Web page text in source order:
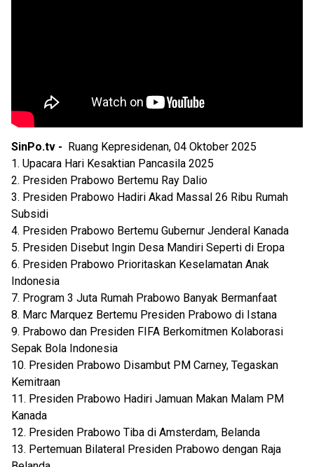
SinPo.tv -
Ruang Kepresidenan, 04 Oktober 2025
1. Upacara Hari Kesaktian Pancasila 2025
2. Presiden Prabowo Bertemu Ray Dalio
3. Presiden Prabowo Hadiri Akad Massal 26 Ribu Rumah
Subsidi
4. Presiden Prabowo Bertemu Gubernur Jenderal Kanada
5. Presiden Disebut Ingin Desa Mandiri Seperti di Eropa
6. Presiden Prabowo Prioritaskan Keselamatan Anak
Indonesia
7. Program 3 Juta Rumah Prabowo Banyak Bermanfaat
8. Marc Marquez Bertemu Presiden Prabowo di Istana
9. Prabowo dan Presiden FIFA Berkomitmen Kolaborasi
Sepak Bola Indonesia
10. Presiden Prabowo Disambut PM Carney, Tegaskan
Kemitraan
11. Presiden Prabowo Hadiri Jamuan Makan Malam PM
Kanada
12. Presiden Prabowo Tiba di Amsterdam, Belanda
13. Pertemuan Bilateral Presiden Prabowo dengan Raja